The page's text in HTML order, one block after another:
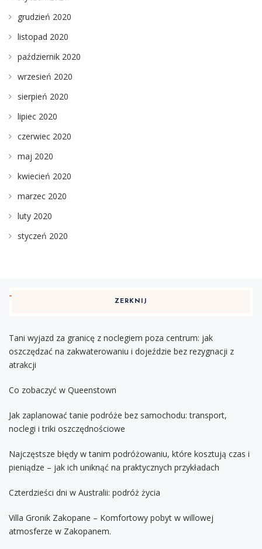
grudzień 2020
listopad 2020
październik 2020
wrzesień 2020
sierpień 2020
lipiec 2020
czerwiec 2020
maj 2020
kwiecień 2020
marzec 2020
luty 2020
styczeń 2020
ZERKNIJ
Tani wyjazd za granicę z noclegiem poza centrum: jak
oszczędzać na zakwaterowaniu i dojeździe bez rezygnacji z
atrakcji
Co zobaczyć w Queenstown
Jak zaplanować tanie podróże bez samochodu: transport,
noclegi i triki oszczędnościowe
Najczęstsze błędy w tanim podróżowaniu, które kosztują czas i
pieniądze – jak ich uniknąć na praktycznych przykładach
Czterdzieści dni w Australii: podróż życia
Villa Gronik Zakopane – Komfortowy pobyt w willowej
atmosferze w Zakopanem.